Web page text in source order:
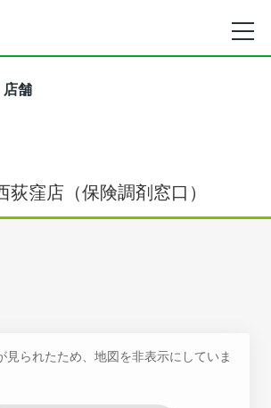
店舗
窪店（保険調剤窓口）
見られたため、地図を非表示にしていま